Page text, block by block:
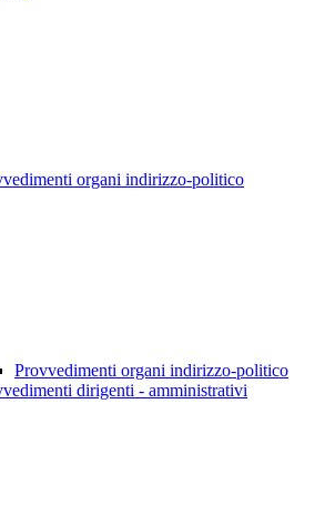
organi indirizzo-politico
Provvedimenti organi indirizzo-politico
dirigenti - amministrativi